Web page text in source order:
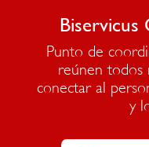
Punto de
reúnen todos
conectar al
y